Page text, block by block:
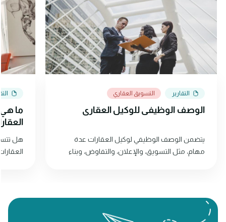
التقارير التسويق العقاري
الوصف الوظيفي للوكيل العقاري
يتضمن الوصف الوظيفي لوكيل العقارات عدة
مهام، مثل التسويق، والإعلان، والتفاوض، وبناء
ما هي
هل